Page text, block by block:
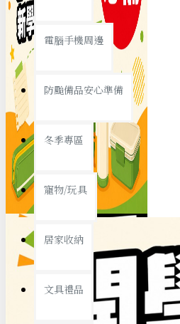
節慶熱賣
春節/新年
電腦手機周邊
防颱備品安心準備
冬季專區
寵物/玩具
居家收納
文具禮品